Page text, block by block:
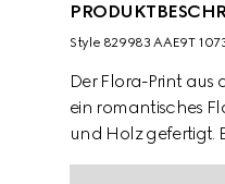
Style ‎829983 AAE9T
Der Flora-Print
ein romantisches
und Holz gefertigt.